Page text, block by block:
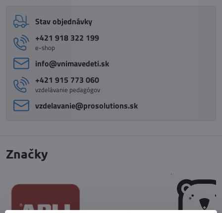
Stav objednávky
+421 918 322 199
e-shop
info​@vnimavedeti​.sk
+421 915 773 060
vzdelávanie pedagógov
vzdelavanie​@prosolutions​.sk
Značky